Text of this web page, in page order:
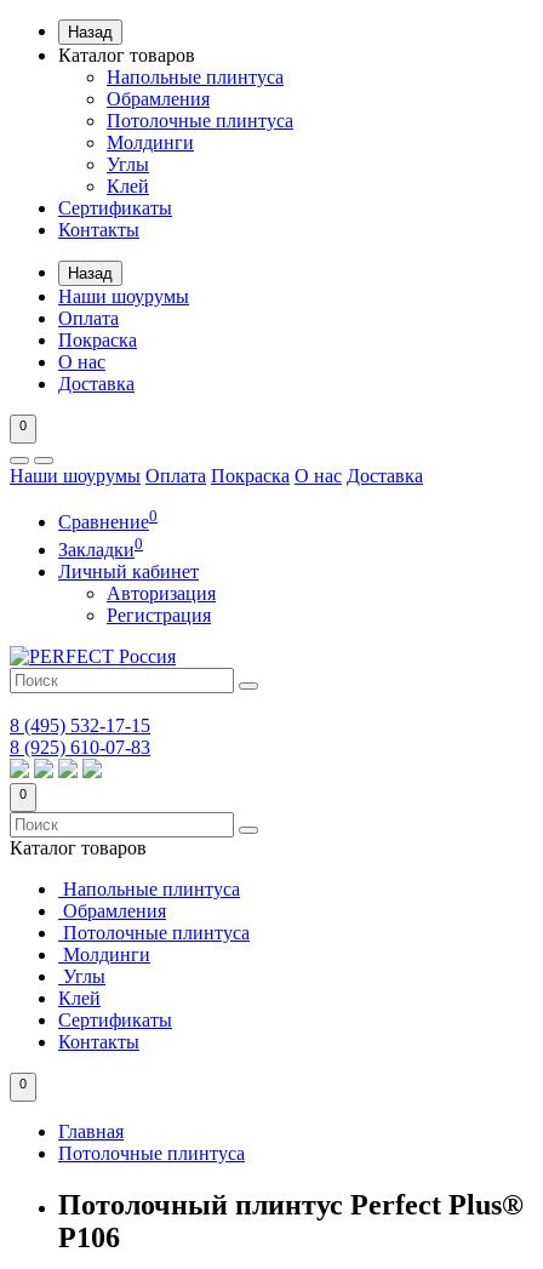
Назад
Каталог товаров
Напольные плинтуса
Обрамления
Потолочные плинтуса
Молдинги
Углы
Клей
Сертификаты
Контакты
Назад
Наши шоурумы
Оплата
Покраска
О нас
Доставка
0
Наши шоурумы Оплата Покраска О нас Доставка
Сравнение0
Закладки0
Личный кабинет
Авторизация
Регистрация
8 (495) 532-17-15
8 (925) 610-07-83
0
Каталог товаров
Напольные плинтуса
Обрамления
Потолочные плинтуса
Молдинги
Углы
Клей
Сертификаты
Контакты
0
Главная
Потолочные плинтуса
Потолочный плинтус Perfect Plus®
P106